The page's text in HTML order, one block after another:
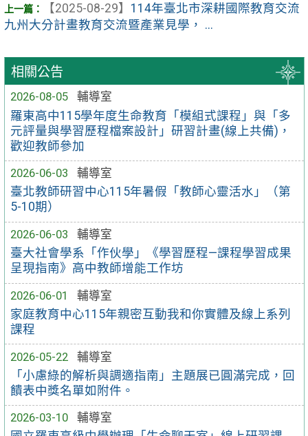
相關公告
2026-08-05
輔導室
羅東高中115學年度生命教育「模組式課程」與「多
元評量與學習歷程檔案設計」研習計畫(線上共備)，
歡迎教師參加
2026-06-03
輔導室
臺北教師研習中心115年暑假「教師心靈活水」（第
5-10期）
2026-06-03
輔導室
臺大社會學系「作伙學」《學習歷程—課程學習成果
呈現指南》高中教師增能工作坊
2026-06-01
輔導室
家庭教育中心115年親密互動我和你實體及線上系列
課程
2026-05-22
輔導室
「小慮綠的解析與調適指南」主題展已圓滿完成，回
饋表中獎名單如附件。
2026-03-10
輔導室
【2025-08-29】 114年臺北市深耕國際教育交流
九州大分計畫教育交流暨產業見學， ...